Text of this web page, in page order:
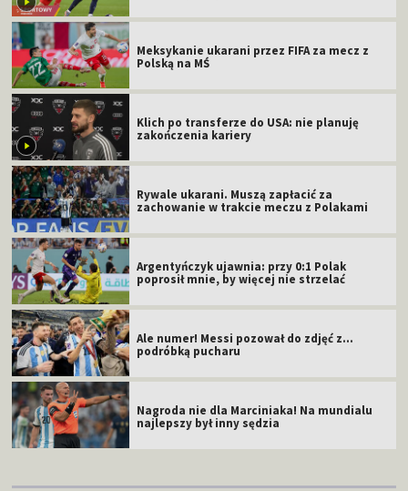
Meksykanie ukarani przez FIFA za mecz z
Polską na MŚ
Klich po transferze do USA: nie planuję
zakończenia kariery
Rywale ukarani. Muszą zapłacić za
zachowanie w trakcie meczu z Polakami
Argentyńczyk ujawnia: przy 0:1 Polak
poprosił mnie, by więcej nie strzelać
Ale numer! Messi pozował do zdjęć z...
podróbką pucharu
Nagroda nie dla Marciniaka! Na mundialu
najlepszy był inny sędzia